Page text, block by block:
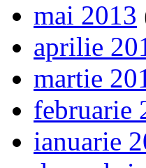
mai 2013
aprilie
martie
februarie
ianuarie